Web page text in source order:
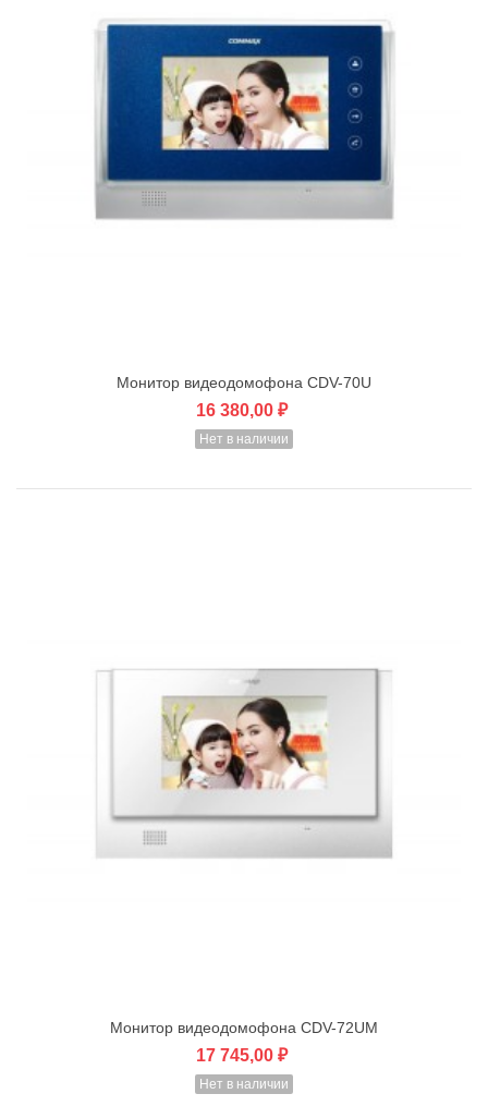
Монитор видеодомофона CDV-70U
16 380,00 ₽
Нет в наличии
Монитор видеодомофона CDV-72UM
17 745,00 ₽
Нет в наличии